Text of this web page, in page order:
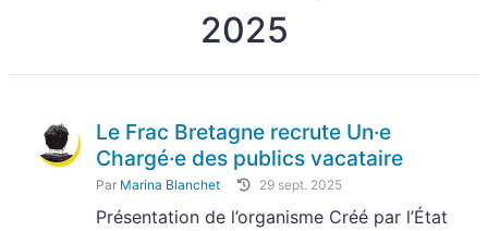
2025
Le Frac Bretagne recrute Un·e
Chargé·e des publics vacataire
Par Marina Blanchet 29 sept. 2025
Présentation de l’organisme Créé par l’État